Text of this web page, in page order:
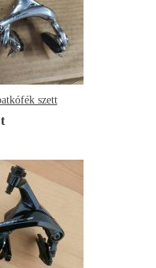
szett